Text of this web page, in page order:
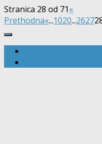
Stranica 28 od 71«
Prethodna«...1020...2627